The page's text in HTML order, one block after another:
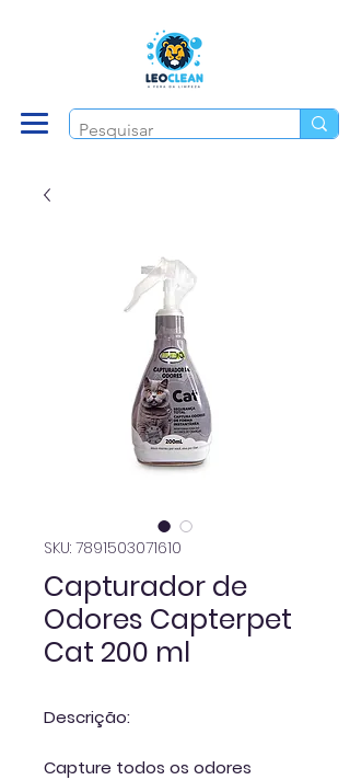
SKU: 7891503071610
Capturador de
Odores Capterpet
Cat 200 ml
Descrição:
Capture todos os odores